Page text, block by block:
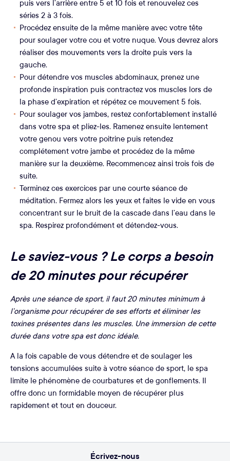
puis vers l’arrière entre 5 et 10 fois et renouvelez ces
séries 2 à 3 fois.
Procédez ensuite de la même manière avec votre tête
pour soulager votre cou et votre nuque. Vous devrez alors
réaliser des mouvements vers la droite puis vers la
gauche.
Pour détendre vos muscles abdominaux, prenez une
profonde inspiration puis contractez vos muscles lors de
la phase d’expiration et répétez ce mouvement 5 fois.
Pour soulager vos jambes, restez confortablement installé
dans votre spa et pliez-les. Ramenez ensuite lentement
votre genou vers votre poitrine puis retendez
complétement votre jambe et procédez de la même
manière sur la deuxième. Recommencez ainsi trois fois de
suite.
Terminez ces exercices par une courte séance de
méditation. Fermez alors les yeux et faites le vide en vous
concentrant sur le bruit de la cascade dans l’eau dans le
spa. Respirez profondément et détendez-vous.
Le saviez-vous ? Le corps a besoin
de 20 minutes pour récupérer
Après une séance de sport, il faut 20 minutes minimum à
l’organisme pour récupérer de ses efforts et éliminer les
toxines présentes dans les muscles. Une immersion de cette
durée dans votre spa est donc idéale.
A la fois capable de vous détendre et de soulager les
tensions accumulées suite à votre séance de sport, le spa
limite le phénomène de courbatures et de gonflements. Il
offre donc un formidable moyen de récupérer plus
rapidement et tout en douceur.
Écrivez-nous